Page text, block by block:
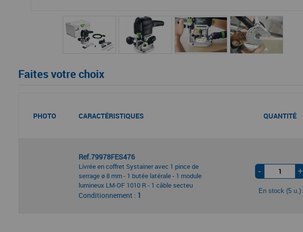
Faites votre choix
PHOTO CARACTÉRISTIQUES QUANTITÉ
Ref.79978FES476
Livrée en coffret Systainer avec 1 pince de
serrage ø 8 mm - 1 butée latérale - 1 module
lumineux LM-OF 1010 R - 1 câble secteu
Conditionnement : 1
- +
En stock (5 u.)